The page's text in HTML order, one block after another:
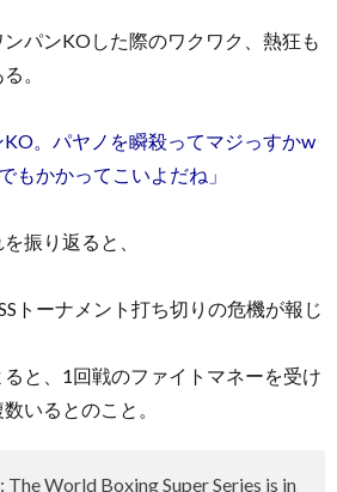
パンKOした際のワクワク、熱狂も
。
KO。パヤノを瞬殺ってマジっすかw
もかかってこいよだね」
振り返ると、
トーナメント打ち切りの危機が報じ
と、1回戦のファイトマネーを受け
いるとのこと。
The World Boxing Super Series is in